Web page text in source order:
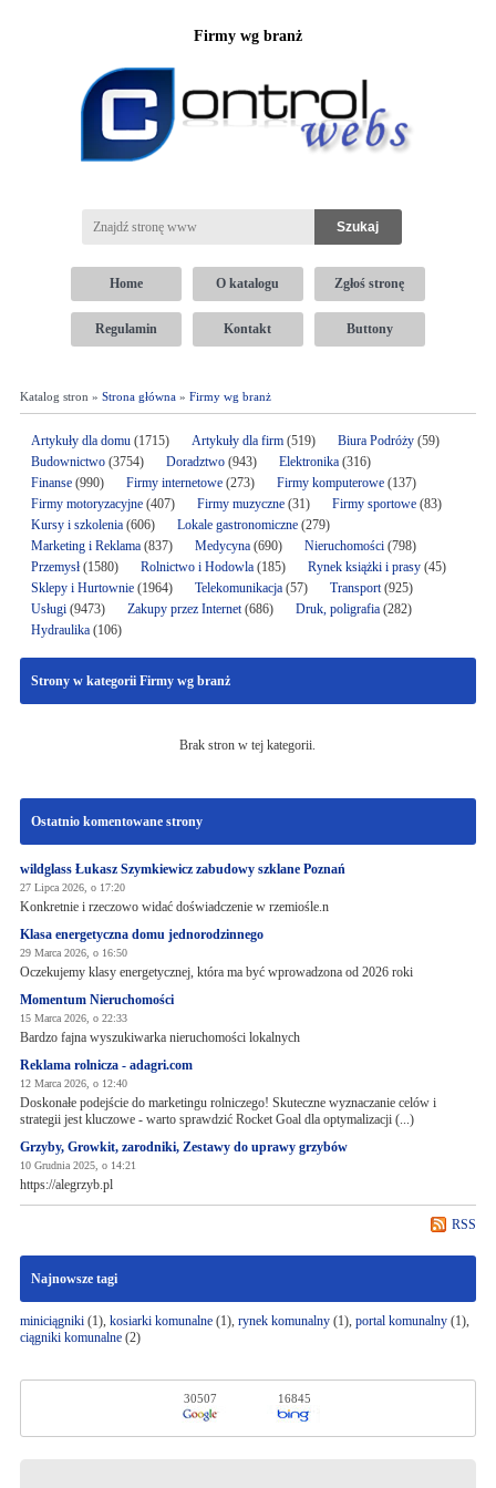
Firmy wg branż
Home O katalogu Zgłoś stronę
Regulamin Kontakt Buttony
Katalog stron » Strona główna» Firmy wg branż
Artykuły dla domu(1715) Artykuły dla firm(519) Biura Podróży(59)
Budownictwo(3754) Doradztwo(943) Elektronika (316)
Finanse(990) Firmy internetowe (273) Firmy komputerowe(137)
Firmy motoryzacyjne(407) Firmy muzyczne(31) Firmy sportowe(83)
Kursy i szkolenia(606) Lokale gastronomiczne(279)
Marketing i Reklama(837) Medycyna(690) Nieruchomości(798)
Przemysł(1580) Rolnictwo i Hodowla(185) Rynek książki i prasy(45)
Sklepy i Hurtownie(1964) Telekomunikacja(57) Transport(925)
Usługi(9473) Zakupy przez Internet(686) Druk, poligrafia(282)
Hydraulika(106)
Strony w kategorii Firmy wg branż
Brak stron w tej kategorii.
Ostatnio komentowane strony
wildglass Łukasz Szymkiewicz zabudowy szklane Poznań
27 Lipca 2026, o 17:20
Konkretnie i rzeczowo widać doświadczenie w rzemiośle.n
Klasa energetyczna domu jednorodzinnego
29 Marca 2026, o 16:50
Oczekujemy klasy energetycznej, która ma być wprowadzona od 2026 roki
Momentum Nieruchomości
15 Marca 2026, o 22:33
Bardzo fajna wyszukiwarka nieruchomości lokalnych
Reklama rolnicza - adagri.com
12 Marca 2026, o 12:40
Doskonałe podejście do marketingu rolniczego! Skuteczne wyznaczanie celów i
strategii jest kluczowe - warto sprawdzić Rocket Goal dla optymalizacji (...)
Grzyby, Growkit, zarodniki, Zestawy do uprawy grzybów
10 Grudnia 2025, o 14:21
https://alegrzyb.pl
RSS
Najnowsze tagi
miniciągniki(1), kosiarki komunalne(1), rynek komunalny(1), portal komunalny(1),
ciągniki komunalne(2)
30507 16845